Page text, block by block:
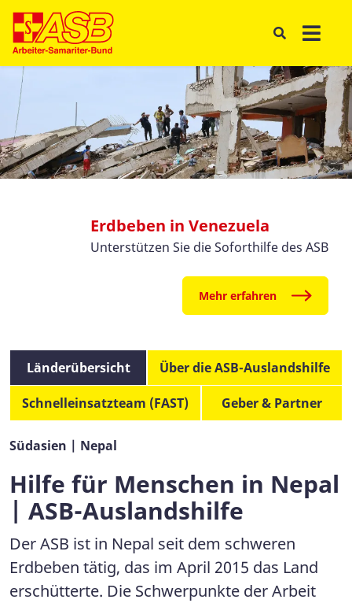
Erdbeben in Venezuela
Unterstützen Sie die Soforthilfe des ASB
Mehr erfahren
Länderübersicht Über die ASB-Auslandshilfe
Schnelleinsatzteam (FAST) Geber & Partner
Südasien | Nepal
Hilfe für Menschen in Nepal
| ASB-Auslandshilfe
Der ASB ist in Nepal seit dem schweren
Erdbeben tätig, das im April 2015 das Land
erschütterte. Die Schwerpunkte der Arbeit